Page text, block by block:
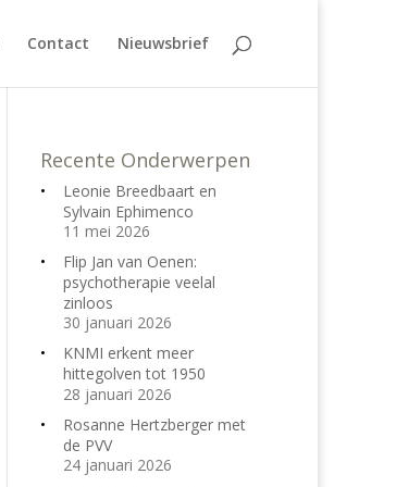
Contact Nieuwsbrief
Recente Onderwerpen
Leonie Breedbaart en
Sylvain Ephimenco
11 mei 2026
Flip Jan van Oenen:
psychotherapie veelal
zinloos
30 januari 2026
KNMI erkent meer
hittegolven tot 1950
28 januari 2026
Rosanne Hertzberger met
de PVV
24 januari 2026